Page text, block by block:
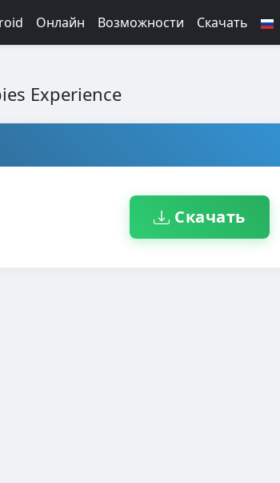
Онлайн Возможности Скачать
Experience
Скачать